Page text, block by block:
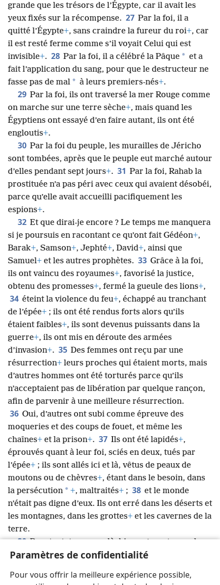
Paramètres de confidentialité
Pour vous offrir la meilleure expérience possible,
grande que les trésors de l’Égypte, car il avait les
yeux fixés sur la récompense. 27 Par la foi, il a
quitté l’Égypte+, sans craindre la fureur du roi+, car
il est resté ferme comme s’il voyait Celui qui est
invisible+. 28 Par la foi, il a célébré la Pâque * et a
fait l’application du sang, pour que le destructeur ne
fasse pas de mal * à leurs premiers-nés+.
29 Par la foi, ils ont traversé la mer Rouge comme
on marche sur une terre sèche+, mais quand les
Égyptiens ont essayé d’en faire autant, ils ont été
engloutis+.
30 Par la foi du peuple, les murailles de Jéricho
sont tombées, après que le peuple eut marché autour
d’elles pendant sept jours+. 31 Par la foi, Rahab la
prostituée n’a pas péri avec ceux qui avaient désobéi,
parce qu’elle avait accueilli pacifiquement les
espions+.
32 Et que dirai-je encore ? Le temps me manquera
si je poursuis en racontant ce qu’ont fait Gédéon+,
Barak+, Samson+, Jephté+, David+, ainsi que
Samuel+ et les autres prophètes. 33 Grâce à la foi,
ils ont vaincu des royaumes+, favorisé la justice,
obtenu des promesses+, fermé la gueule des lions+,
34 éteint la violence du feu+, échappé au tranchant
de l’épée+ ; ils ont été rendus forts alors qu’ils
étaient faibles+, ils sont devenus puissants dans la
guerre+, ils ont mis en déroute des armées
d’invasion+. 35 Des femmes ont reçu par une
résurrection+ leurs proches qui étaient morts, mais
d’autres hommes ont été torturés parce qu’ils
n’acceptaient pas de libération par quelque rançon,
afin de parvenir à une meilleure résurrection.
36 Oui, d’autres ont subi comme épreuve des
moqueries et des coups de fouet, et même les
chaînes+ et la prison+. 37 Ils ont été lapidés+,
éprouvés quant à leur foi, sciés en deux, tués par
l’épée+ ; ils sont allés ici et là, vêtus de peaux de
moutons ou de chèvres+, étant dans le besoin, dans
la persécution * +, maltraités+ ; 38 et le monde
n’était pas digne d’eux. Ils ont erré dans les déserts et
les montagnes, dans les grottes+ et les cavernes de la
terre.
39 Pourtant, tous ceux-là, bien qu’ayant reçu de
Dieu un témoignage favorable en raison de leur foi,
40 car Dieu avait prévu quelque chose de meilleur